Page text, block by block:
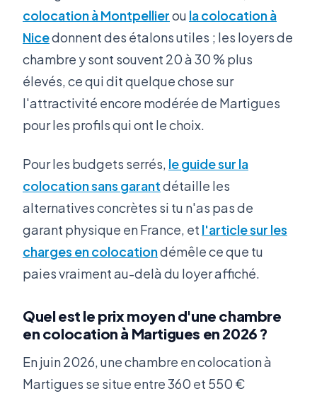
colocation à Montpellierou la colocation à
Nicedonnent des étalons utiles ; les loyers de
chambre y sont souvent 20 à 30 % plus
élevés, ce qui dit quelque chose sur
l'attractivité encore modérée de Martigues
pour les profils qui ont le choix.
Pour les budgets serrés, le guide sur la
colocation sans garantdétaille les
alternatives concrètes si tu n'as pas de
garant physique en France, et l'article sur les
charges en colocationdémêle ce que tu
paies vraiment au-delà du loyer affiché.
Quel est le prix moyen d'une chambre
en colocation à Martigues en 2026 ?
En juin 2026, une chambre en colocation à
Martigues se situe entre 360 et 550 €